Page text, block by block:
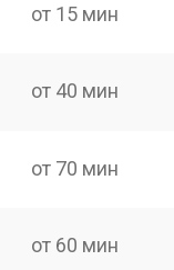
от 15 мин
от 40 мин
от 70 мин
от 60 мин